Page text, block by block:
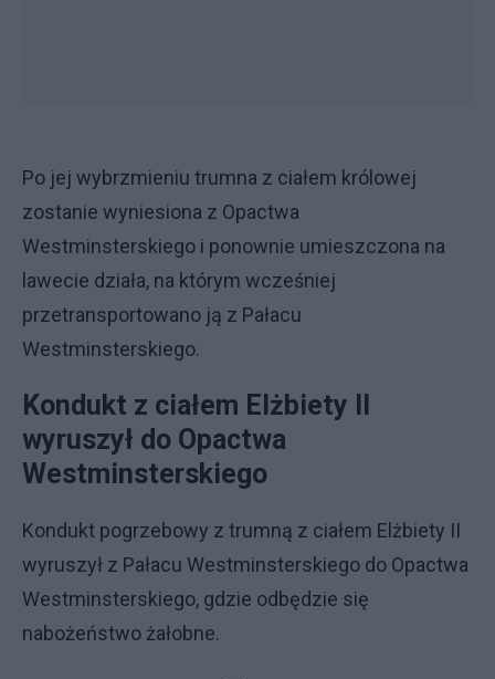
Po jej wybrzmieniu trumna z ciałem królowej
zostanie wyniesiona z Opactwa
Westminsterskiego i ponownie umieszczona na
lawecie działa, na którym wcześniej
przetransportowano ją z Pałacu
Westminsterskiego.
Kondukt z ciałem Elżbiety II
wyruszył do Opactwa
Westminsterskiego
Kondukt pogrzebowy z trumną z ciałem Elżbiety II
wyruszył z Pałacu Westminsterskiego do Opactwa
Westminsterskiego, gdzie odbędzie się
nabożeństwo żałobne.